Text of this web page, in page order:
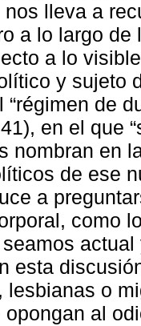
lleva a
a lo largo
a lo
y sujeto
“régimen de
en el que
nombran en
de ese
a
como
esta
lesbianas o
al